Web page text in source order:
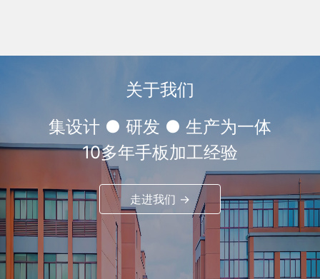
关于我们
集设计 ● 研发 ● 生产为一体
10多年手板加工经验
走进我们 →